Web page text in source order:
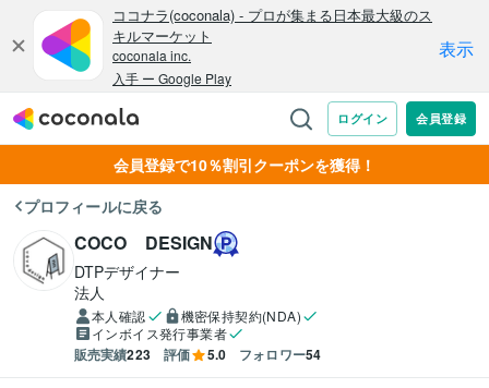
会員登録で10％割引クーポンを獲得！
プロフィールに戻る
COCO DESIGN
DTPデザイナー
法人
本人確認
機密保持契約(NDA)
インボイス発行事業者
販売実績223 評価 5.0 フォロワー54